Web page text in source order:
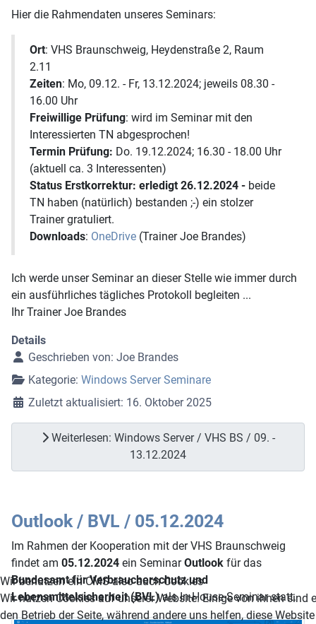
Hier die Rahmendaten unseres Seminars:
Ort: VHS Braunschweig, Heydenstraße 2, Raum
2.11
Zeiten: Mo, 09.12. - Fr, 13.12.2024; jeweils 08.30 -
16.00 Uhr
Freiwillige Prüfung: wird im Seminar mit den
Interessierten TN abgesprochen!
Termin Prüfung: Do. 19.12.2024; 16.30 - 18.00 Uhr
(aktuell ca. 3 Interessenten)
Status Erstkorrektur: erledigt 26.12.2024 - beide
TN haben (natürlich) bestanden ;-) ein stolzer
Trainer gratuliert.
Downloads: OneDrive (Trainer Joe Brandes)
Ich werde unser Seminar an dieser Stelle wie immer durch
ein ausführliches tägliches Protokoll begleiten ...
Ihr Trainer Joe Brandes
Details
Geschrieben von: Joe Brandes
Kategorie: Windows Server Seminare
Zuletzt aktualisiert: 16. Oktober 2025
Weiterlesen: Windows Server / VHS BS / 09. -
13.12.2024
Outlook / BVL / 05.12.2024
Im Rahmen der Kooperation mit der VHS Braunschweig
findet am 05.12.2024 ein SeminarOutlook für das
Bundesamt für Verbraucherschutz und
Lebensmittelsicherheit (BVL)als In-House-Seminar statt.
Wir benutzen ein CMS also auch Cookies
Wir nutzen Cookies auf unserer Website. Einige von ihnen sind
den Betrieb der Seite, während andere uns helfen, diese